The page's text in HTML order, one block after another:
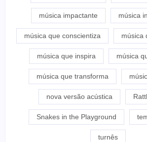
música impactante música
música que conscientiza música
música que inspira música
música que transforma
nova versão acústica
Snakes in the Playground
turnês